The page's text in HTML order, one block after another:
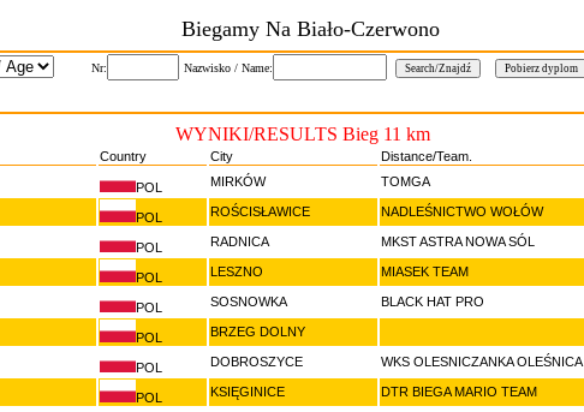
Biegamy Na Biało-Czerwono
Nr: Nazwisko / Name:
WYNIKI/RESULTS Bieg 11 km
Country City Distance/Team.
POL MIRKÓW TOMGA
POL ROŚCISŁAWICE NADLEŚNICTWO WOŁÓW
POL RADNICA MKST ASTRA NOWA SÓL
POL LESZNO MIASEK TEAM
POL SOSNOWKA BLACK HAT PRO
POL BRZEG DOLNY
POL DOBROSZYCE WKS OLESNICZANKA OLEŚNICA
POL KSIĘGINICE DTR BIEGA MARIO TEAM